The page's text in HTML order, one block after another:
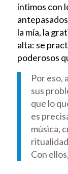
íntimos con
la mía, la
alta: se
poderosos
Por eso,
sus
que lo
es
música,
Con